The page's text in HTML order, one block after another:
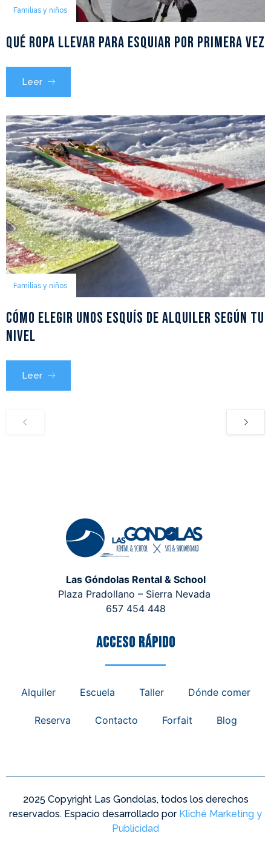
Familias y niños
Qué ropa llevar para esquiar por primera vez
Leer
Familias y niños
Cómo elegir unos esquís de alquiler según tu
nivel
Leer
Las Góndolas Rental & School
Plaza Pradollano – Sierra Nevada
657 454 448
Acceso rápido
Alquiler Escuela Taller Dónde comer
Reserva Contacto Forfait Blog
2025 Copyright Las Gondolas, todos los derechos
reservados. Espacio desarrollado por Kliché Marketing y
Publicidad